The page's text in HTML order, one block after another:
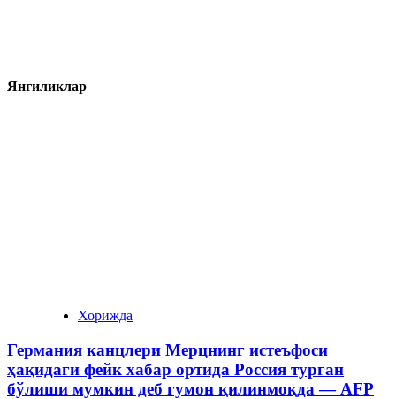
Янгиликлар
Хорижда
Германия канцлери Мерцнинг истеъфоси
ҳақидаги фейк хабар ортида Россия турган
бўлиши мумкин деб гумон қилинмоқда — AFP